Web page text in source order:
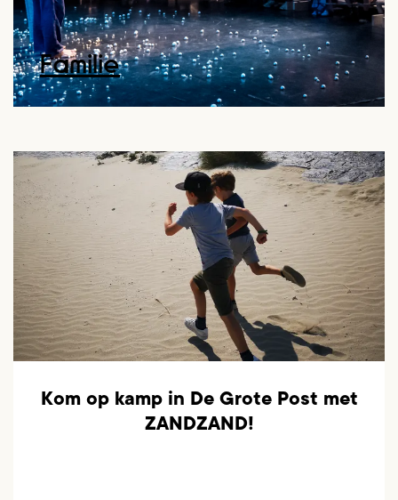
Familie
Kom op kamp in De Grote Post met
ZANDZAND!